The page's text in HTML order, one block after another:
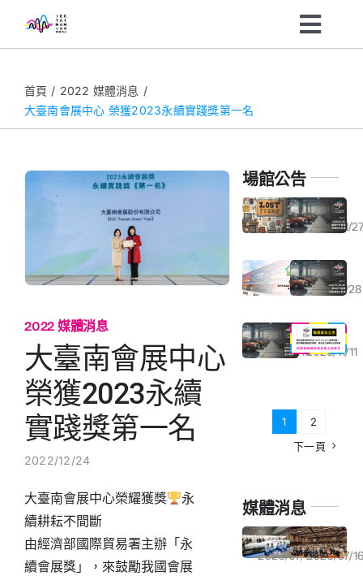
content
參訪民眾
展會資訊
企業ESG
聯絡我們
中文 (台灣)
首頁
2022 媒體消息
大臺南會展中心 榮獲2023永續實踐獎第一名
2022 媒體消息
大臺南會展中心
榮獲2023永續
實踐獎第一名
2022/12/24
大臺南會展中心榮耀獲獎
永
續耕耘不間斷
由經濟部國際貿易署主辦「永
續會展獎」，來鼓勵我國會展
場館公告
大臺南會展中心遺失物規範與公告 2026年01月30日東側戶外廣場停車全日包場通知
2026/01/
大臺南會展中心榮獲「室內空氣品質自主管理優良級標章」
2026/01/13
2025年11月29-30日室內外汽機車停車場全日包場通知
2025/11/28
2025年11月15日室內停車場全日包場通知
2025/11/10
2025/11/12(三) 颱風警示｜臺南市停止上班、停止上課通知
2025/11/11
1
2
下一頁
媒體消息
從實驗室走向生活！國科會打造「未來入軌館」 13米火箭＋PYXIS機器人探索未來生活｜2026均衡臺灣週 系列報導
2026/07/17
太陽光電20GW目標延後 公會理事長林新寶建議放寬設置規定
2026/07/